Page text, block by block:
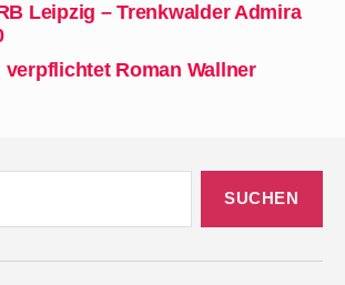
Leipzig – Trenkwalder Admira
verpflichtet Roman Wallner